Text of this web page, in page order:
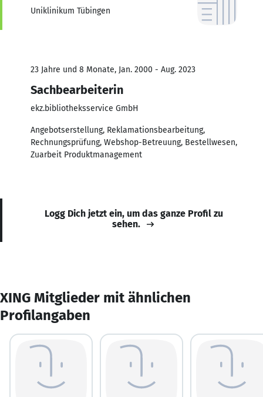
Uniklinikum Tübingen
23 Jahre und 8 Monate, Jan. 2000 - Aug. 2023
Sachbearbeiterin
ekz.bibliotheksservice GmbH
Angebotserstellung, Reklamationsbearbeitung,
Rechnungsprüfung, Webshop-Betreuung, Bestellwesen,
Zuarbeit Produktmanagement
Logg Dich jetzt ein, um das ganze Profil zu
sehen.
XING Mitglieder mit ähnlichen
Profilangaben